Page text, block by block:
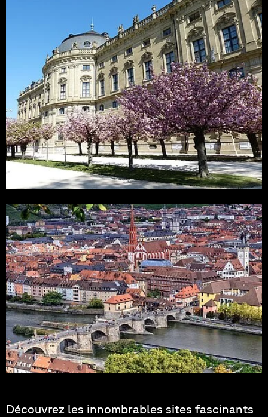
Découvrez les innombrables sites fascinants